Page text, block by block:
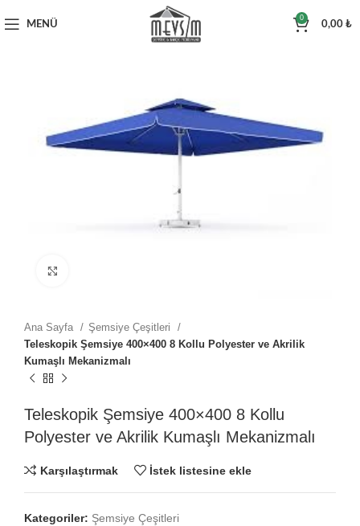
MENÜ
0
0,00 ₺
Ana Sayfa
Şemsiye Çeşitleri
Teleskopik Şemsiye 400×400 8 Kollu Polyester ve Akrilik
Kumaşlı Mekanizmalı
Teleskopik Şemsiye 400×400 8 Kollu
Polyester ve Akrilik Kumaşlı Mekanizmalı
Karşılaştırmak İstek listesine ekle
Kategoriler: Şemsiye Çeşitleri